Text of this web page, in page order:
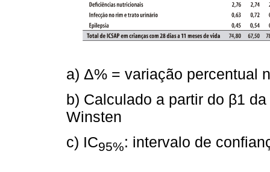
a) Δ% = variação percentual
b) Calculado a partir do β1
Winsten
c) IC95%: intervalo de